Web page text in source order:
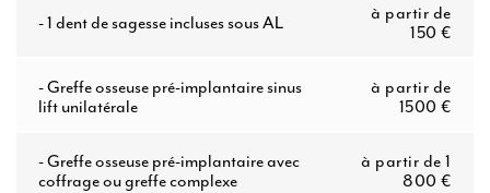
-1 dent de sagesse incluses sous AL
à partir de
150 €
-Greffe osseuse pré-implantaire sinus
lift unilatérale
à partir de
1500 €
-Greffe osseuse pré-implantaire avec
coffrage ou greffe complexe
à partir de 1
800 €